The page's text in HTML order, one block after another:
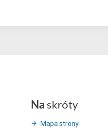
Na skróty
Mapa strony